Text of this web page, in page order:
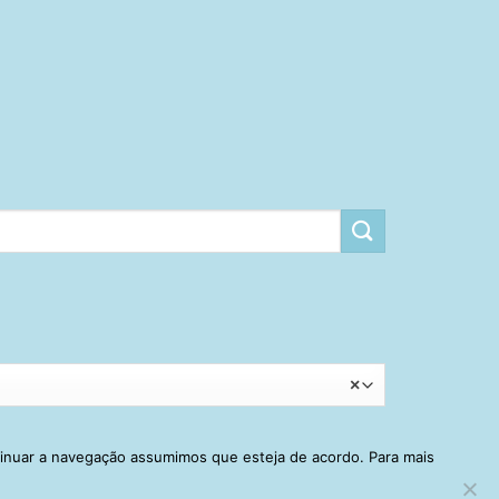
×
a navegação assumimos que esteja de acordo. Para mais